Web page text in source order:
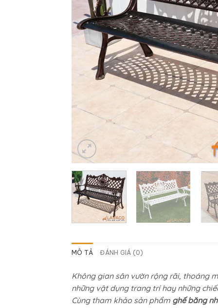
MÔ TẢ ĐÁNH GIÁ (0)
Không gian sân vườn rộng rãi, thoáng
những vật dụng trang trí hay những
Cùng tham khảo sản phẩm ghế băng